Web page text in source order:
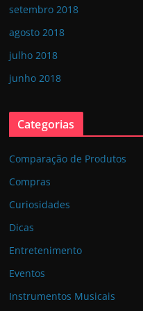
setembro 2018
agosto 2018
julho 2018
junho 2018
Categorias
Comparação de Produtos
Compras
Curiosidades
Dicas
Entretenimento
Eventos
Instrumentos Musicais